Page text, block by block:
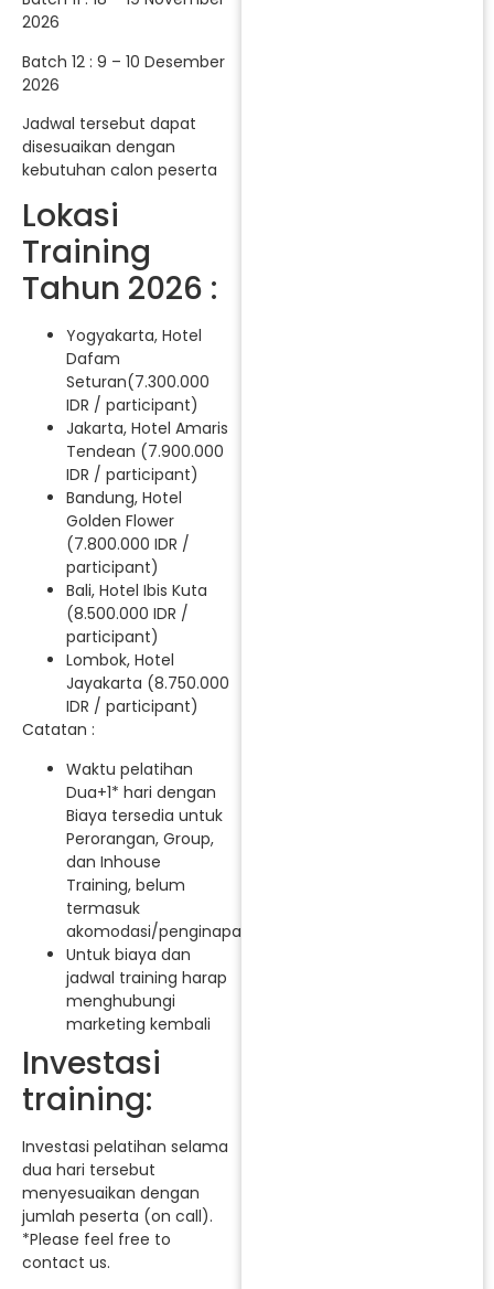
2026
Batch 12 : 9 – 10 Desember
2026
Jadwal tersebut dapat
disesuaikan dengan
kebutuhan calon peserta
Lokasi
Training
Tahun 2026 :
Yogyakarta, Hotel
Dafam
Seturan(7.300.000
IDR / participant)
Jakarta, Hotel Amaris
Tendean (7.900.000
IDR / participant)
Bandung, Hotel
Golden Flower
(7.800.000 IDR /
participant)
Bali, Hotel Ibis Kuta
(8.500.000 IDR /
participant)
Lombok, Hotel
Jayakarta (8.750.000
IDR / participant)
Catatan :
Waktu pelatihan
Dua+1* hari dengan
Biaya tersedia untuk
Perorangan, Group,
dan Inhouse
Training, belum
termasuk
akomodasi/penginapan.
Untuk biaya dan
jadwal training harap
menghubungi
marketing kembali
Investasi
training:
Investasi pelatihan selama
dua hari tersebut
menyesuaikan dengan
jumlah peserta (on call).
*Please feel free to
contact us.